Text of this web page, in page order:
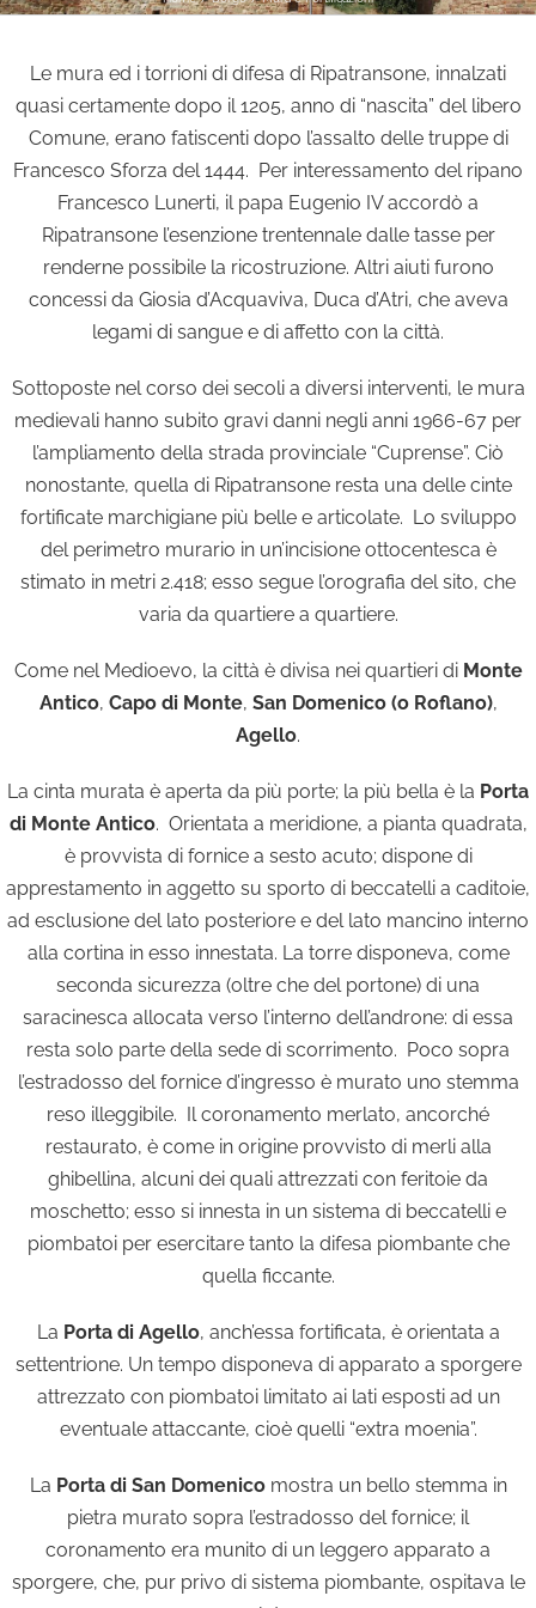
Le mura ed i torrioni di difesa di Ripatransone, innalzati
quasi certamente dopo il 1205, anno di “nascita” del libero
Comune, erano fatiscenti dopo l’assalto delle truppe di
Francesco Sforza del 1444. Per interessamento del ripano
Francesco Lunerti, il papa Eugenio IV accordò a
Ripatransone l’esenzione trentennale dalle tasse per
renderne possibile la ricostruzione. Altri aiuti furono
concessi da Giosia d’Acquaviva, Duca d’Atri, che aveva
legami di sangue e di affetto con la città.
Sottoposte nel corso dei secoli a diversi interventi, le mura
medievali hanno subito gravi danni negli anni 1966-67 per
l’ampliamento della strada provinciale “Cuprense”. Ciò
nonostante, quella di Ripatransone resta una delle cinte
fortificate marchigiane più belle e articolate. Lo sviluppo
del perimetro murario in un’incisione ottocentesca è
stimato in metri 2.418; esso segue l’orografia del sito, che
varia da quartiere a quartiere.
Come nel Medioevo, la città è divisa nei quartieri di Monte
Antico, Capo di Monte, San Domenico (o Roflano),
Agello.
La cinta murata è aperta da più porte; la più bella è la Porta
di Monte Antico. Orientata a meridione, a pianta quadrata,
è provvista di fornice a sesto acuto; dispone di
apprestamento in aggetto su sporto di beccatelli a caditoie,
ad esclusione del lato posteriore e del lato mancino interno
alla cortina in esso innestata. La torre disponeva, come
seconda sicurezza (oltre che del portone) di una
saracinesca allocata verso l’interno dell’androne: di essa
resta solo parte della sede di scorrimento. Poco sopra
l’estradosso del fornice d’ingresso è murato uno stemma
reso illeggibile. Il coronamento merlato, ancorché
restaurato, è come in origine provvisto di merli alla
ghibellina, alcuni dei quali attrezzati con feritoie da
moschetto; esso si innesta in un sistema di beccatelli e
piombatoi per esercitare tanto la difesa piombante che
quella ficcante.
La Porta di Agello, anch’essa fortificata, è orientata a
settentrione. Un tempo disponeva di apparato a sporgere
attrezzato con piombatoi limitato ai lati esposti ad un
eventuale attaccante, cioè quelli “extra moenia”.
La Porta di San Domenicomostra un bello stemma in
pietra murato sopra l’estradosso del fornice; il
coronamento era munito di un leggero apparato a
sporgere, che, pur privo di sistema piombante, ospitava le